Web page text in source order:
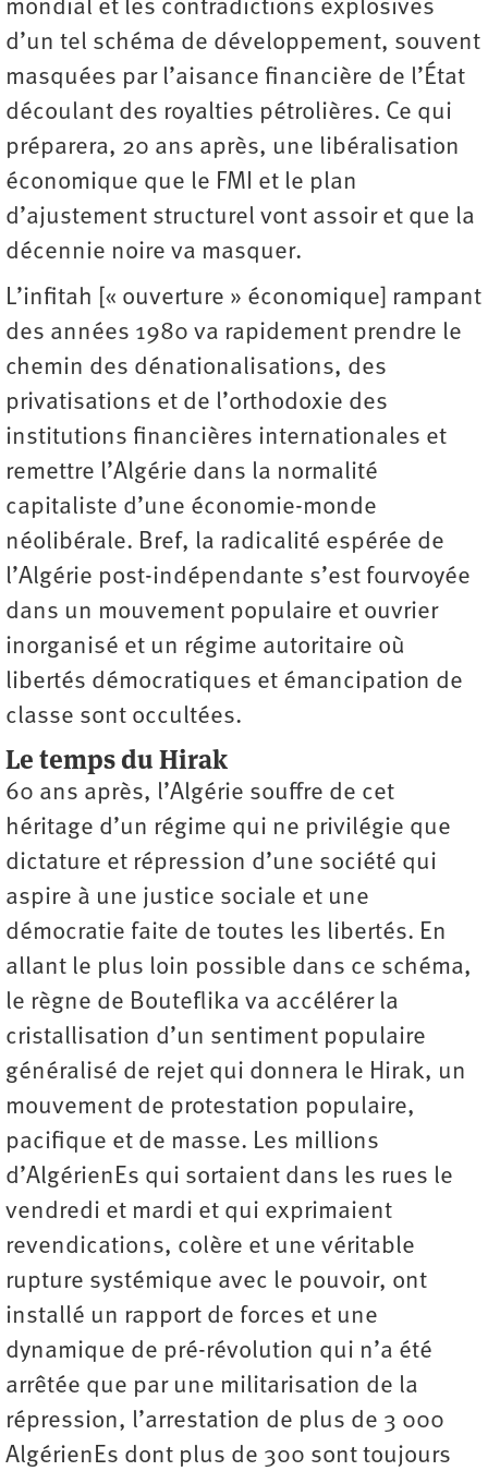
mondial et les contradictions explosives
d’un tel schéma de développement, souvent
masquées par l’aisance financière de l’État
découlant des royalties pétrolières. Ce qui
préparera, 20 ans après, une libéralisation
économique que le FMI et le plan
d’ajustement structurel vont assoir et que la
décennie noire va masquer.
L’infitah [« ouverture » économique] rampant
des années 1980 va rapidement prendre le
chemin des dénationalisations, des
privatisations et de l’orthodoxie des
institutions financières internationales et
remettre l’Algérie dans la normalité
capitaliste d’une économie-monde
néolibérale. Bref, la radicalité espérée de
l’Algérie post-indépendante s’est fourvoyée
dans un mouvement populaire et ouvrier
inorganisé et un régime autoritaire où
libertés démocratiques et émancipation de
classe sont occultées.
Le temps du Hirak
60 ans après, l’Algérie souffre de cet
héritage d’un régime qui ne privilégie que
dictature et répression d’une société qui
aspire à une justice sociale et une
démocratie faite de toutes les libertés. En
allant le plus loin possible dans ce schéma,
le règne de Bouteflika va accélérer la
cristallisation d’un sentiment populaire
généralisé de rejet qui donnera le Hirak, un
mouvement de protestation populaire,
pacifique et de masse. Les millions
d’AlgérienEs qui sortaient dans les rues le
vendredi et mardi et qui exprimaient
revendications, colère et une véritable
rupture systémique avec le pouvoir, ont
installé un rapport de forces et une
dynamique de pré-révolution qui n’a été
arrêtée que par une militarisation de la
répression, l’arrestation de plus de 3 000
AlgérienEs dont plus de 300 sont toujours